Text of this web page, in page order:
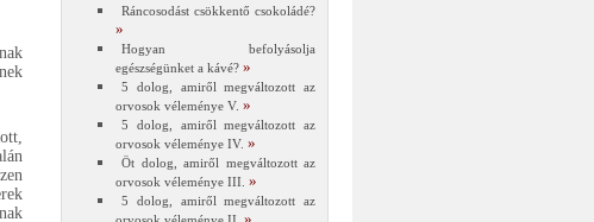
Ráncosodást csökkentő csokoládé?
Hogyan befolyásolja
egészségünket a kávé?
5 dolog, amiről megváltozott az
orvosok véleménye V.
5 dolog, amiről megváltozott az
orvosok véleménye IV.
Öt dolog, amiről megváltozott az
orvosok véleménye III.
5 dolog, amiről megváltozott az